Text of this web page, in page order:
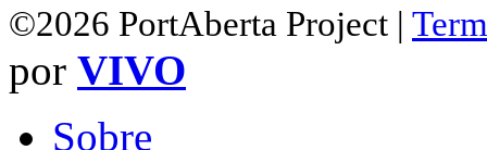
©2026 PortAberta Project |
por VIVO
Sobre